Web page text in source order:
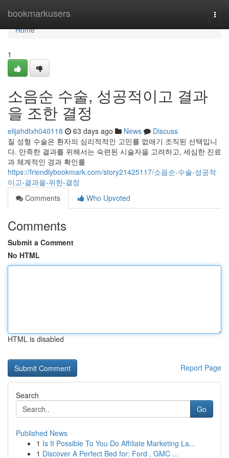
bookmarkusers
Home
Home
1
소음순 수술, 성공적이고 결과
을 조한 결정
elijahdtxh040118 63 days ago News
Discuss
질 성형 수술은 환자의 심리적적인 고민를 없애기 조직된 선택입니
다. 만족한 결과를 위해서는 숙련된 시술자을 고려하고, 세심한 진료
과 체계적인 경과 확인를
https://friendlybookmark.com/story21425117/소음순-수술-성공적
이고-결과을-위한-결정
Comments
Who Upvoted
Comments
Submit a Comment
No HTML
HTML is disabled
Report Page
Search
Go
Published News
1 Is It Possible To You Do Affiliate Marketing La...
1 Discover A Perfect Bed for: Ford , GMC ...